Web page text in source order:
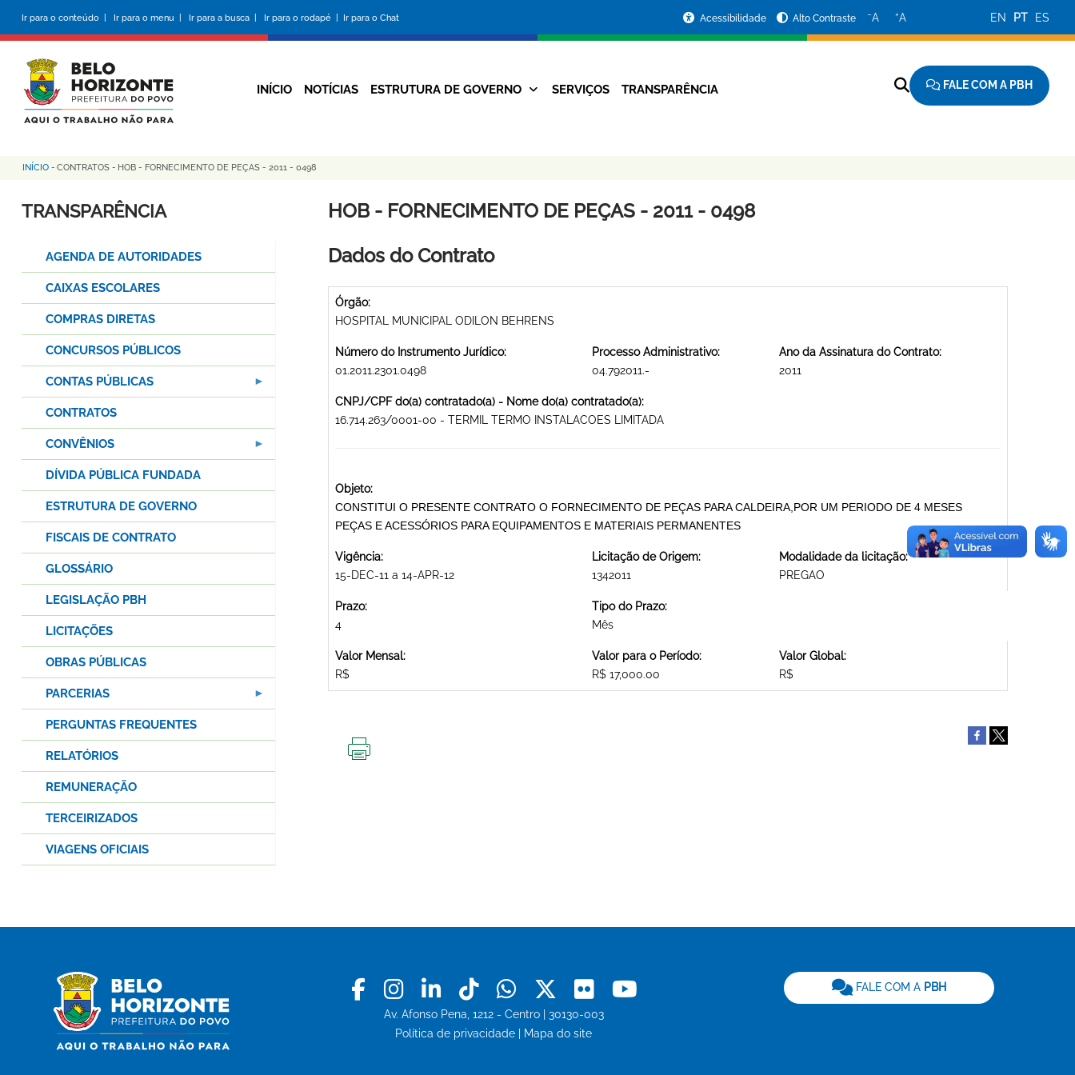
conteúdo
principal
Ir para o conteúdo | Ir para o menu | Ir para a busca | Ir para o rodapé | Ir para o Chat
da
Prefeitura
Acessibilidade Alto Contraste −A +A EN PT ES
Navegação
INÍCIO NOTÍCIAS ESTRUTURA DE GOVERNO SERVIÇOS TRANSPARÊNCIA FALE COM A PBH
Trilha
de
INÍCIO - CONTRATOS - HOB - FORNECIMENTO DE PEÇAS - 2011 - 0498
HOB - FORNECIMENTO DE PEÇAS - 2011 - 0498
Dados do Contrato
Órgão:
HOSPITAL MUNICIPAL ODILON BEHRENS
Número do Instrumento Jurídico:
01.2011.2301.0498
Processo Administrativo:
04.792011.-
Ano da Assinatura do Contrato:
2011
CNPJ/CPF do(a) contratado(a) - Nome do(a) contratado(a):
16.714.263/0001-00 - TERMIL TERMO INSTALACOES LIMITADA
Objeto:
CONSTITUI O PRESENTE CONTRATO O FORNECIMENTO DE PEÇAS PARA CALDEIRA,POR UM PERIODO DE 4 MESES
PEÇAS E ACESSÓRIOS PARA EQUIPAMENTOS E MATERIAIS PERMANENTES
Vigência:
15-DEC-11 a 14-APR-12
Licitação de Origem:
1342011
Modalidade da licitação:
PREGAO
Prazo:
4
Tipo do Prazo:
Mês
Valor Mensal:
R$
Valor para o Período:
R$ 17,000.00
Valor Global:
R$
TRANSPARÊNCIA
AGENDA DE AUTORIDADES
CAIXAS ESCOLARES
COMPRAS DIRETAS
CONCURSOS PÚBLICOS
CONTAS PÚBLICAS
CONTRATOS
CONVÊNIOS
DÍVIDA PÚBLICA FUNDADA
ESTRUTURA DE GOVERNO
FISCAIS DE CONTRATO
GLOSSÁRIO
LEGISLAÇÃO PBH
LICITAÇÕES
OBRAS PÚBLICAS
PARCERIAS
PERGUNTAS FREQUENTES
RELATÓRIOS
REMUNERAÇÃO
TERCEIRIZADOS
VIAGENS OFICIAIS
Facebook
Instagram
LinkedinTiktokWhatsapp
X Flickr
Av. Afonso Pena, 1212 - Centro | 30130-003
Política de privacidade
Mapa do site
FALE COM A PBH